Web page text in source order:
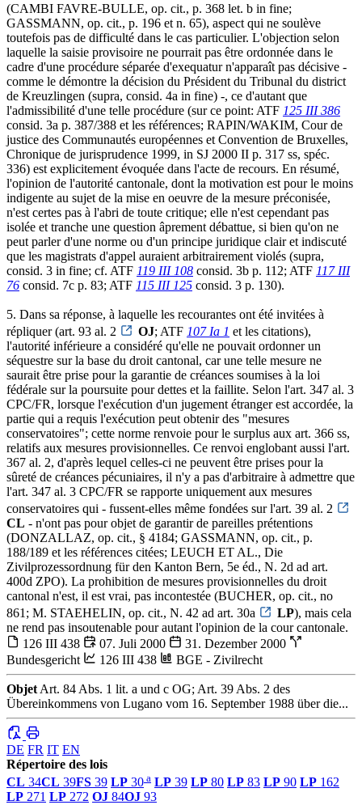
(CAMBI FAVRE-BULLE, op. cit., p. 368 let. b in fine;
GASSMANN, op. cit., p. 196 et n. 65), aspect qui ne soulève
toutefois pas de difficulté dans le cas particulier. L'objection selon
laquelle la saisie provisoire ne pourrait pas être ordonnée dans le
cadre d'une procédure séparée d'exequatur n'apparaît pas décisive -
comme le démontre la décision du Président du Tribunal du district
de Kreuzlingen (supra, consid. 4a in fine) -, ce d'autant que
l'admissibilité d'une telle procédure (sur ce point: ATF 125 III 386
consid. 3a p. 387/388 et les références; RAPIN/WAKIM, Cour de
justice des Communautés européennes et Convention de Bruxelles,
Chronique de jurisprudence 1999, in SJ 2000 II p. 317 ss, spéc.
336) est explicitement évoquée dans l'acte de recours. En résumé,
l'opinion de l'autorité cantonale, dont la motivation est pour le moins
indigente au sujet de la mise en oeuvre de la mesure préconisée,
n'est certes pas à l'abri de toute critique; elle n'est cependant pas
isolée et tranche une question âprement débattue, si bien qu'on ne
peut parler d'une norme ou d'un principe juridique clair et indiscuté
que les magistrats d'appel auraient arbitrairement violés (supra,
consid. 3 in fine; cf. ATF 119 III 108 consid. 3b p. 112; ATF 117 III
76 consid. 7c p. 83; ATF 115 III 125 consid. 3 p. 130).
5. Dans sa réponse, à laquelle les recourantes ont été invitées à
répliquer (art. 93 al. 2
OJ; ATF 107 Ia 1 et les citations),
l'autorité inférieure a considéré qu'elle ne pouvait ordonner un
séquestre sur la base du droit cantonal, car une telle mesure ne
saurait être prise pour la garantie de créances soumises à la loi
fédérale sur la poursuite pour dettes et la faillite. Selon l'art. 347 al. 3
CPC/FR, lorsque l'exécution d'un jugement étranger est accordée, la
partie qui a requis l'exécution peut obtenir des "mesures
conservatoires"; cette norme renvoie pour le surplus aux art. 366 ss,
relatifs aux mesures provisionnelles. Ce renvoi englobant aussi l'art.
367 al. 2, d'après lequel celles-ci ne peuvent être prises pour la
sûreté de créances pécuniaires, il n'y a pas d'arbitraire à admettre que
l'art. 347 al. 3 CPC/FR se rapporte uniquement aux mesures
conservatoires qui - fussent-elles même fondées sur l'art. 39 al. 2
CL - n'ont pas pour objet de garantir de pareilles prétentions
(DONZALLAZ, op. cit., § 4184; GASSMANN, op. cit., p.
188/189 et les références citées; LEUCH ET AL., Die
Zivilprozessordnung für den Kanton Bern, 5e éd., N. 2d ad art.
400d ZPO). La prohibition de mesures provisionnelles du droit
cantonal n'est, il est vrai, pas incontestée (BUCHER, op. cit., no
861; M. STAEHELIN, op. cit., N. 42 ad art. 30a
LP), mais cela
ne rend pas insoutenable pour autant l'opinion de la cour cantonale.
126 III 438
07. Juli 2000
31. Dezember 2000
Bundesgericht
126 III 438 BGE - Zivilrecht
Objet Art. 84 Abs. 1 lit. a und c OG; Art. 39 Abs. 2 des
Übereinkommens von Lugano vom 16. September 1988 über die...
DE FR IT EN
Répertoire des lois
CL 34CL 39FS 39 LP 30 a LP 39 LP 80 LP 83 LP 90 LP 162
LP 271 LP 272 OJ 84OJ 93